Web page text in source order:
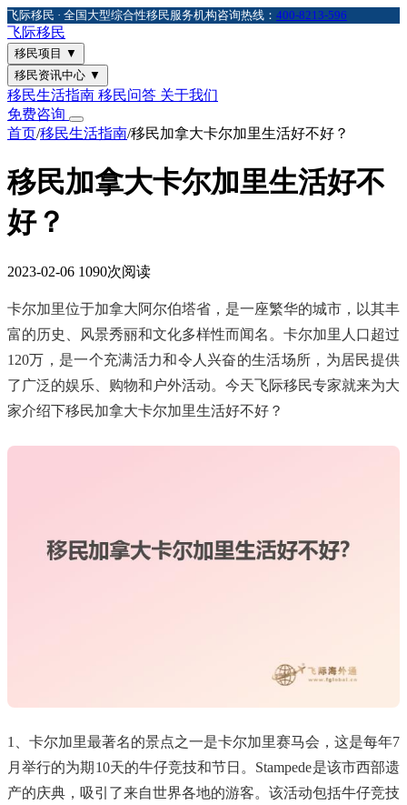
飞际移民 · 全国大型综合性移民服务机构咨询热线： 400-8213-596
飞际移民
移民项目 ▼
移民资讯中心 ▼
移民生活指南 移民问答 关于我们
免费咨询
首页/移民生活指南/移民加拿大卡尔加里生活好不好？
移民加拿大卡尔加里生活好不
好？
2023-02-06 1090次阅读
卡尔加里位于加拿大阿尔伯塔省，是一座繁华的城市，以其丰
富的历史、风景秀丽和文化多样性而闻名。卡尔加里人口超过
120万，是一个充满活力和令人兴奋的生活场所，为居民提供
了广泛的娱乐、购物和户外活动。今天飞际移民专家就来为大
家介绍下移民加拿大卡尔加里生活好不好？
1、卡尔加里最著名的景点之一是卡尔加里赛马会，这是每年7
月举行的为期10天的牛仔竞技和节日。Stampede是该市西部遗
产的庆典，吸引了来自世界各地的游客。该活动包括牛仔竞技